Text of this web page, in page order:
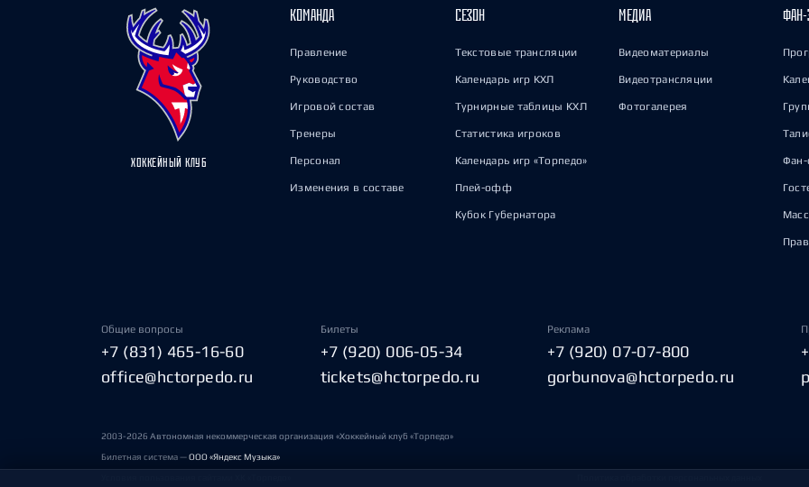
ХОККЕЙНЫЙ КЛУБ
КОМАНДА
Правление
Руководство
Игровой состав
Тренеры
Персонал
Изменения в составе
СЕЗОН
Текстовые трансляции
Календарь игр КХЛ
Турнирные таблицы КХЛ
Статистика игроков
Календарь игр «Торпедо»
Плей-офф
Кубок Губернатора
МЕДИА
Видеоматериалы
Видеотрансляции
Фотогалерея
ФАН-
Фан-
Общие вопросы
+7 (831) 465-16-60
office@hctorpedo.ru
Билеты
+7 (920) 006-05-34
tickets@hctorpedo.ru
Реклама
+7 (920) 07-07-800
gorbunova@hctorpedo.ru
2003-2026 Автономная некоммерческая организация «Хоккейный клуб «Торпедо»
Билетная система —ООО «Яндекс Музыка»